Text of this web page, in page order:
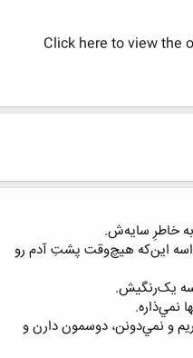
Click here to view the
خاطرِ سايه‌ش.
اين‌که هيچ‌وقت پشتِ آدم رو
يک‌رنگيش.
نمي‌ذاره.
و نمي‌دونن، دوسمون دارن و